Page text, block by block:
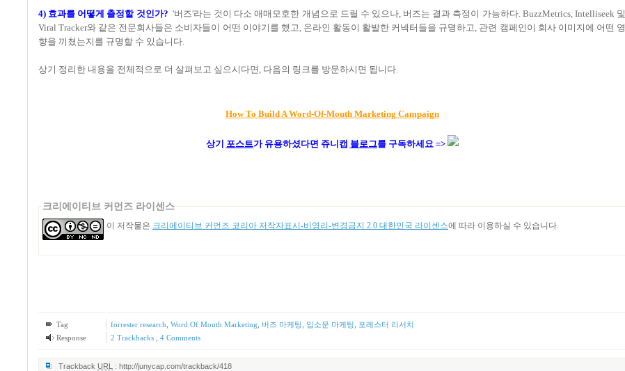
4) 효과를 어떻게 츨정할 것인가? '버즈'라는 것이 다소 애매모호한 개념으로 드릴 수 있으나, 버즈는 결과 측정이 가능하다. BuzzMetrics, Intelliseek 및
Viral Tracker와 같은 전문회사들은 소비자들이 어떤 이야기를 했고, 온라인 활동이 활발한 커넥터들을 규명하고, 관련 캠페인이 회사 이미지에 어떤 영
향을 끼쳤는지를 규명할 수 있습니다.
상기 정리한 내용을 전체적으로 더 살펴보고 싶으시다면, 다음의 링크를 방문하시면 됩니다.
How To Build A Word-Of-Mouth Marketing Campaign
상기 포스트가유용하셨다면 쥬니캡 블로그를 구독하세요 =>
크리에이티브 커먼즈 라이센스
이 저작물은 크리에이티브 커먼즈 코리아 저작자표시-비영리-변경금지 2.0 대한민국 라이센스에 따라 이용하실 수 있습니다.
Tag forrester research Word Of Mouth Marketing 버즈 마케팅 입소문 마케팅
포레스터 리서치
Response
2 Trackbacks 4Comments
Trackback URL : http://junycap.com/trackback/418